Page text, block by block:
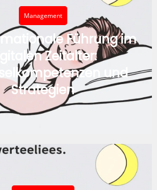
Management
Führung im
Zeitalter:
und
Strategien